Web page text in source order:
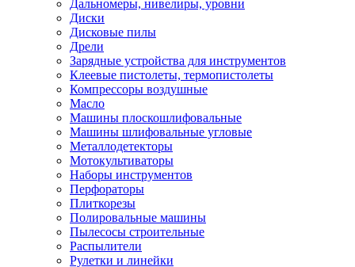
Дальномеры, нивелиры, уровни
Диски
Дисковые пилы
Дрели
Зарядные устройства для инструментов
Клеевые пистолеты, термопистолеты
Компрессоры воздушные
Масло
Машины плоскошлифовальные
Машины шлифовальные угловые
Металлодетекторы
Мотокультиваторы
Наборы инструментов
Перфораторы
Плиткорезы
Полировальные машины
Пылесосы строительные
Распылители
Рулетки и линейки